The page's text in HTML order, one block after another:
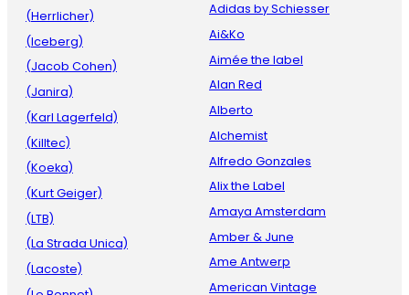
(Herrlicher)
(Iceberg)
(Jacob Cohen)
(Janira)
(Karl Lagerfeld)
(Killtec)
(Koeka)
(Kurt Geiger)
(LTB)
(La Strada Unica)
(Lacoste)
Adidas by Schiesser
Ai&Ko
Aimée the label
Alan Red
Alberto
Alchemist
Alfredo Gonzales
Alix the Label
Amaya Amsterdam
Amber & June
Ame Antwerp
American Vintage